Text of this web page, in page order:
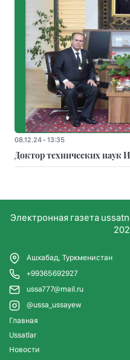
08.12.24 - 13:35
Доктор технических наук
Электронная газета
Ашхабад, Туркменистан
+99365692927
ussa777@mail.ru
@ussa_ussayew
Главная
Ussatlar
Новости